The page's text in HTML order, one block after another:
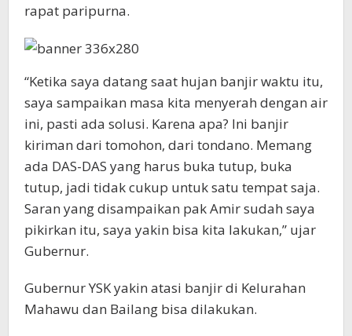
rapat paripurna.
“Ketika saya datang saat hujan banjir waktu itu,
saya sampaikan masa kita menyerah dengan air
ini, pasti ada solusi. Karena apa? Ini banjir
kiriman dari tomohon, dari tondano. Memang
ada DAS-DAS yang harus buka tutup, buka
tutup, jadi tidak cukup untuk satu tempat saja.
Saran yang disampaikan pak Amir sudah saya
pikirkan itu, saya yakin bisa kita lakukan,” ujar
Gubernur.
Gubernur YSK yakin atasi banjir di Kelurahan
Mahawu dan Bailang bisa dilakukan.